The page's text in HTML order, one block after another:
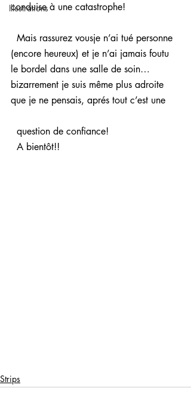
Illustrations
conduise à une catastrophe!
(encore heureux) et je n’ai jamais foutu
le bordel dans une salle de soin…
bizarrement je suis même plus adroite
que je ne pensais, aprés tout c’est une
  question de confiance!
  A bientôt!!
Strips